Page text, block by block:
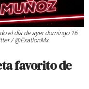
el día de ayer domingo 16
/ @ExatlonMx.
favorito de